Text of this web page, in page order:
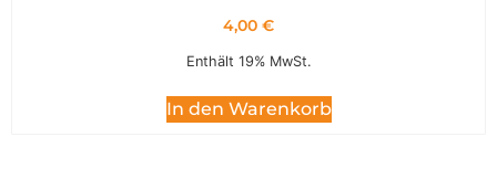
4,00 €
Enthält 19% MwSt.
In den Warenkorb